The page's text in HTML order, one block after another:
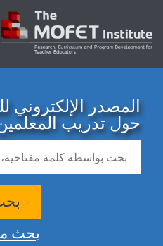
المصدر الإلكتروني
حول تدريب
بحث